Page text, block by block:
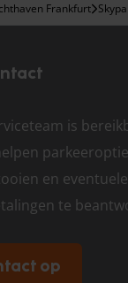
Frankfurt
is
en
te
op